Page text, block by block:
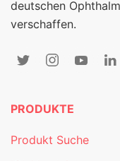
deutschen
verschaffen.
PRODUKTE
Produkt Suche